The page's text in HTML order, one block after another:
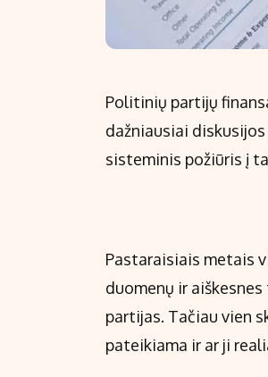
Politinių partijų
dažniausiai
sisteminis požiūris į
Pastaraisiais metais
duomenų ir
partijas. Tačiau vien
pateikiama ir ar ji